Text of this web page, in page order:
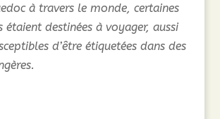
à travers le monde, certaines
étaient destinées à voyager, aussi
d’être étiquetées dans des